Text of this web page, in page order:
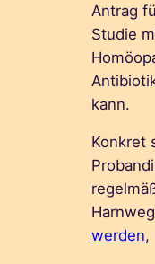
Antrag
Studie
kann.
Konkret
werden,